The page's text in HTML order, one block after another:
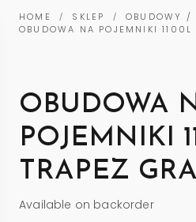
HOME / SKLEP / OBUDOWY /
OBUDOWA NA POJEMNIKI 1100L
OBUDOWA
POJEMNIKI
TRAPEZ
Available on backorder